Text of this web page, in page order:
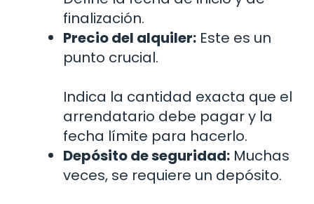
finalización.
Precio del alquiler: Este es un
punto crucial.
Indica la cantidad exacta que el
arrendatario debe pagar y la
fecha límite para hacerlo.
Depósito de seguridad: Muchas
veces, se requiere un depósito.